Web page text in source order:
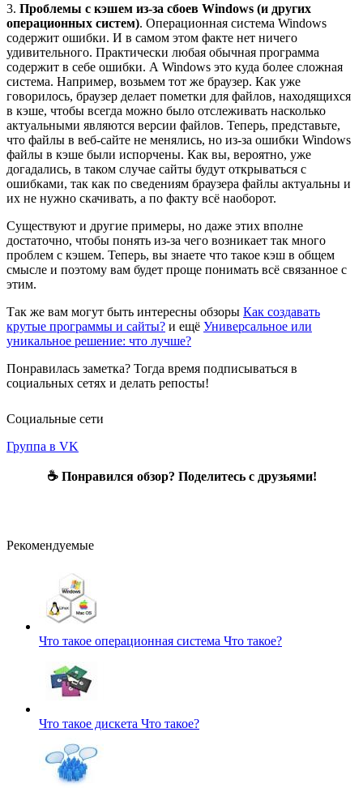
3. Проблемы с кэшем из-за сбоев Windows (и других
операционных систем). Операционная система Windows
содержит ошибки. И в самом этом факте нет ничего
удивительного. Практически любая обычная программа
содержит в себе ошибки. А Windows это куда более сложная
система. Например, возьмем тот же браузер. Как уже
говорилось, браузер делает пометки для файлов, находящихся
в кэше, чтобы всегда можно было отслеживать насколько
актуальными являются версии файлов. Теперь, представьте,
что файлы в веб-сайте не менялись, но из-за ошибки Windows
файлы в кэше были испорчены. Как вы, вероятно, уже
догадались, в таком случае сайты будут открываться с
ошибками, так как по сведениям браузера файлы актуальны и
их не нужно скачивать, а по факту всё наоборот.
Существуют и другие примеры, но даже этих вполне
достаточно, чтобы понять из-за чего возникает так много
проблем с кэшем. Теперь, вы знаете что такое кэш в общем
смысле и поэтому вам будет проще понимать всё связанное с
этим.
Так же вам могут быть интересны обзоры Как создавать
крутые программы и сайты? и ещё Универсальное или
уникальное решение: что лучше?
Понравилась заметка? Тогда время подписываться в
социальных сетях и делать репосты!
Социальные сети
Группа в VK
☕ Понравился обзор? Поделитесь с друзьями!
Рекомендуемые
Что такое операционная система Что такое?
Что такое дискета Что такое?